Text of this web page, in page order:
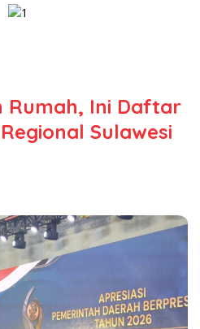
Rumah, Ini Daftar
Sulawesi